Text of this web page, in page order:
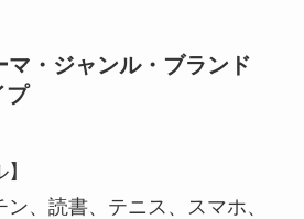
・ジャンル・ブランド
プ
、読書、テニス、スマホ、